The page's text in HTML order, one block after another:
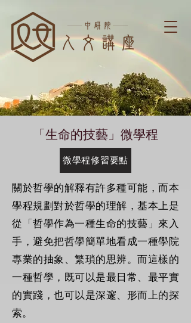
「生命的技藝」微學程
微學程修習要點
關於哲學的解釋有許多種可能，而本
學程規劃對於哲學的理解，基本上是
從「哲學作為一種生命的技藝」來入
手，避免把哲學簡單地看成一種學院
專業的抽象、繁瑣的思辨。而這樣的
一種哲學，既可以是最日常、最平實
的實踐，也可以是深邃、形而上的探
索。